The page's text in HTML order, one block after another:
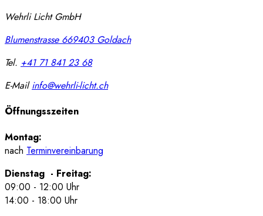
Wehrli Licht GmbH
Blumenstrasse 669403 Goldach
Tel. +41 71 841 23 68
E-Mailinfo@wehrli-licht.ch
Öffnungsszeiten
Montag:
nach Terminvereinbarung
Dienstag - Freitag:
09:00 - 12:00 Uhr
14:00 - 18:00 Uhr